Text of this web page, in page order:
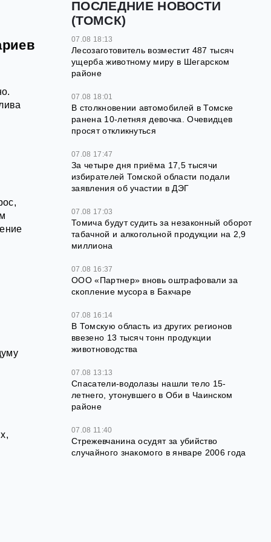
ПОСЛЕДНИЕ НОВОСТИ
(ТОМСК)
07.08 18:13
Лесозаготовитель возместит 487 тысяч
ущерба животному миру в Шегарском
районе
07.08 18:01
В столкновении автомобилей в Томске
ранена 10-летняя девочка. Очевидцев
просят откликнуться
07.08 17:47
За четыре дня приёма 17,5 тысячи
избирателей Томской области подали
заявления об участии в ДЭГ
07.08 17:03
Томича будут судить за незаконный оборот
табачной и алкогольной продукции на 2,9
миллиона
07.08 16:37
ООО «Партнер» вновь оштрафовали за
скопление мусора в Бакчаре
07.08 16:14
В Томскую область из других регионов
ввезено 13 тысяч тонн продукции
животноводства
07.08 13:13
Спасатели-водолазы нашли тело 15-
летнего, утонувшего в Оби в Чаинском
районе
07.08 11:40
Стрежевчанина осудят за убийство
случайного знакомого в январе 2006 года